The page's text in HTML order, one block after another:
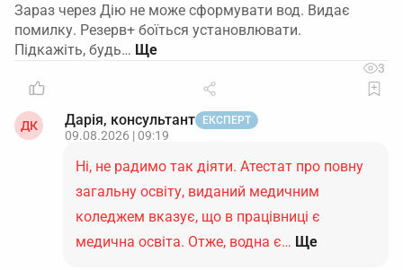
Зараз через Дію не може сформувати вод. Видає
помилку. Резерв+ боїться установлювати.
Підкажіть, будь…
3
ДК Дарія, консультант ЕКСПЕРТ
09.08.2026 | 09:19
Ні, не радимо так діяти. Атестат про повну
загальну освіту, виданий медичним
коледжем вказує, що в працівниці є
медична освіта. Отже, водна є… Ще